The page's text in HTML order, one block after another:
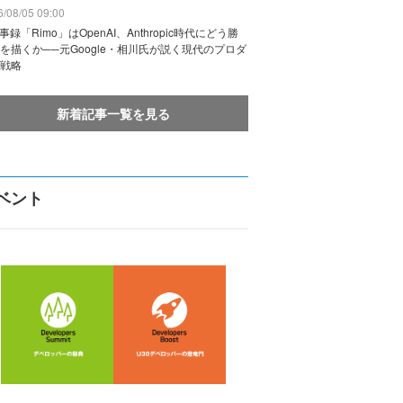
08/05 09:00
録「Rimo」はOpenAI、Anthropic時代にどう勝
描くか──元Google・相川氏が説く現代のプロダ
略
新着記事一覧を見る
ント